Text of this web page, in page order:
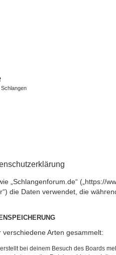
„Schlangenforum.de“ („https://
die Daten verwendet, die
Arten gesammelt:
bei deinem Besuch des Boards